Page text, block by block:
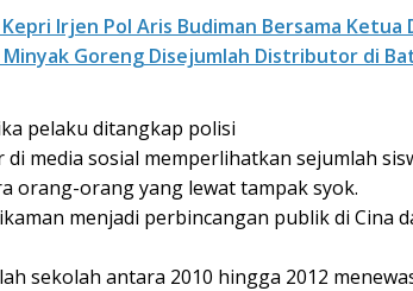
Irjen Pol Aris Budiman Bersama Ketua
Goreng Disejumlah Distributor di
pelaku ditangkap polisi
media sosial memperlihatkan sejumlah
orang-orang yang lewat tampak syok.
menjadi perbincangan publik di Cina
sekolah antara 2010 hingga 2012